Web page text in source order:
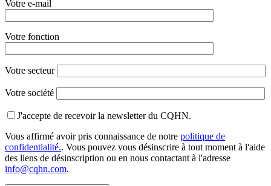
Votre e-mail
Votre fonction
Votre secteur
Votre société
J'accepte de recevoir la newsletter du CQHN.
Vous affirmé avoir pris connaissance de notre politique de
confidentialité.. Vous pouvez vous désinscrire à tout moment à l'aide
des liens de désinscription ou en nous contactant à l'adresse
info@cqhn.com.